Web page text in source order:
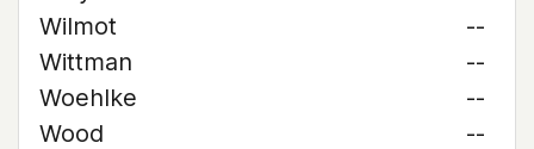
Wilmot
--
Wittman
--
Woehlke
--
Wood
--